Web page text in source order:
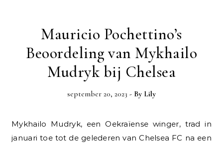
Mauricio Pochettino’s
Beoordeling van Mykhailo
Mudryk bij Chelsea
september 20, 2023 - By Lily
Mykhailo Mudryk, een Oekraïense winger, trad in
januari toe tot de gelederen van Chelsea FC na een